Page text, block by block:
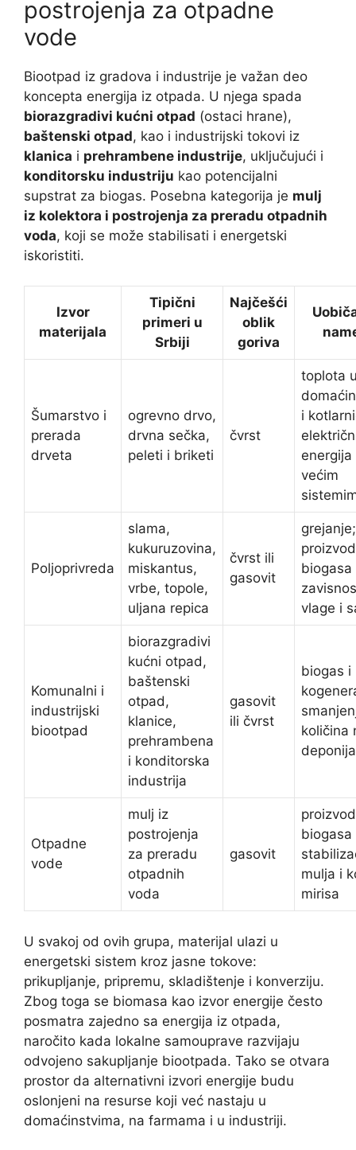
postrojenja za otpadne
vode
Biootpad iz gradova i industrije je važan deo
koncepta energija iz otpada. U njega spada
biorazgradivi kućni otpad (ostaci hrane),
baštenski otpad, kao i industrijski tokovi iz
klanicа i prehrambene industrije, uključujući i
konditorsku industriju kao potencijalni
supstrat za biogas. Posebna kategorija je mulj
iz kolektora i postrojenja za preradu otpadnih
voda, koji se može stabilisati i energetski
iskoristiti.
Izvor
materijala
Tipični
primeri u
Srbiji
Najčešći
oblik
goriva
Šumarstvo i
prerada
drveta
ogrevno drvo,
drvna sečka,
peleti i briketi
čvrst
toplota
i
energija
većim
Poljoprivreda
slama,
kukuruzovina,
miskantus,
vrbe, topole,
uljana repica
čvrst ili
gasovit
grejanje;
biogasa
vlage i
Komunalni i
industrijski
biootpad
biorazgradivi
kućni otpad,
baštenski
otpad,
klanice,
prehrambena
i konditorska
industrija
gasovit
ili čvrst
biogas i
količina
Otpadne
vode
mulj iz
postrojenja
za preradu
otpadnih
voda
gasovit
biogasa
mulja i
mirisa
U svakoj od ovih grupa, materijal ulazi u
energetski sistem kroz jasne tokove:
prikupljanje, pripremu, skladištenje i konverziju.
Zbog toga se biomasa kao izvor energije često
posmatra zajedno sa energija iz otpada,
naročito kada lokalne samouprave razvijaju
odvojeno sakupljanje biootpada. Tako se otvara
prostor da alternativni izvori energije budu
oslonjeni na resurse koji već nastaju u
domaćinstvima, na farmama i u industriji.